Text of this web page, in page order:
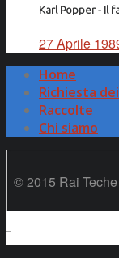
Karl Popper - Il
27 Aprile
Home
Richiesta
Raccolte
Chi siamo
© 2015 Rai